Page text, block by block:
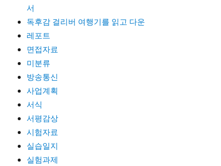
서
독후감 걸리버 여행기를 읽고 다운
레포트
면접자료
미분류
방송통신
사업계획
서식
서평감상
시험자료
실습일지
실험과제